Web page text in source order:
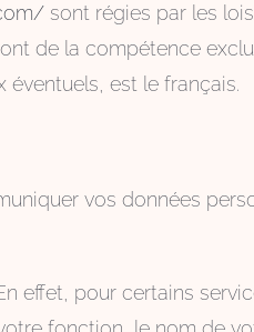
sont régies par les
de la compétence
est le français.
vos données
effet, pour certains